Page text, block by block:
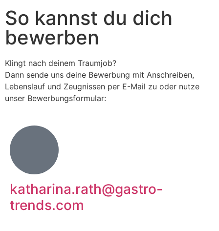
So kannst du dich
bewerben
Klingt nach deinem Traumjob?
Dann sende uns deine Bewerbung mit Anschreiben,
Lebenslauf und Zeugnissen per E-Mail zu oder nutze
unser Bewerbungsformular:
katharina.rath@gastro-
trends.com